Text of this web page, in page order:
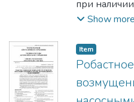
Янчевський,
I. V.
при
регулятор,
вычисления
Show more
Item